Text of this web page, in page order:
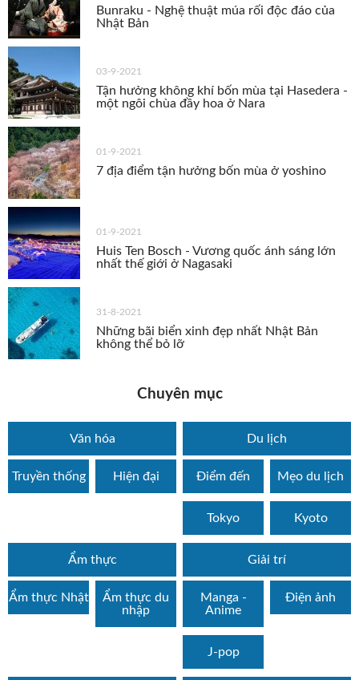
Bunraku - Nghệ thuật múa rối độc đáo của
Nhật Bản
03-9-2021
Tận hưởng không khí bốn mùa tại Hasedera -
một ngôi chùa đầy hoa ở Nara
01-9-2021
7 địa điểm tận hưởng bốn mùa ở yoshino
01-9-2021
Huis Ten Bosch - Vương quốc ánh sáng lớn
nhất thế giới ở Nagasaki
31-8-2021
Những bãi biển xinh đẹp nhất Nhật Bản
không thể bỏ lỡ
Chuyên mục
Văn hóa
Truyền thống Hiện đại
Du lịch
Điểm đến Mẹo du lịch
Tokyo Kyoto
Ẩm thực
Ẩm thực Nhật
Ẩm thực du
nhập
Giải trí
Manga -
Anime
Điện ảnh
J-pop